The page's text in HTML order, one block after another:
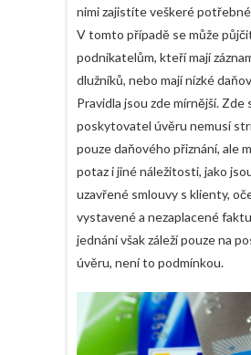
nimi zajistíte veškeré
V tomto případě se může
podnikatelům, kteří mají
dlužníků, nebo mají nízké
Pravidla jsou zde mírnější. Zde
poskytovatel úvěru nemusí
pouze daňového přiznání, ale
potaz i jiné náležitosti, jako
uzavřené smlouvy s klienty,
vystavené a nezaplacené
jednání však záleží pouze na
úvěru, není to podmínkou.